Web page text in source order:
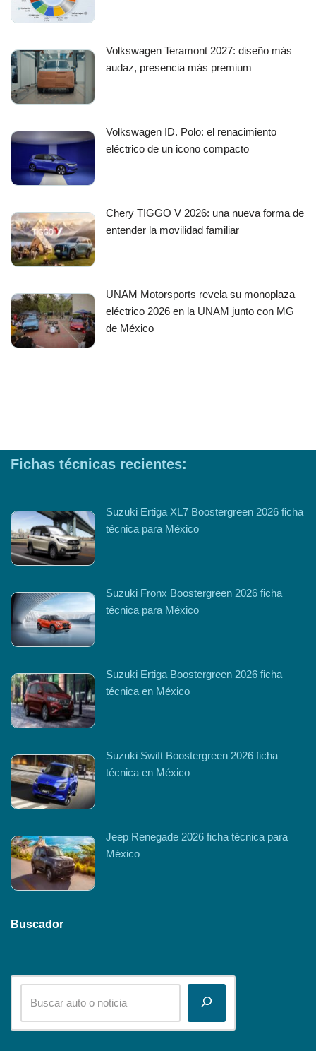
Volkswagen Teramont 2027: diseño más
audaz, presencia más premium
Volkswagen ID. Polo: el renacimiento
eléctrico de un icono compacto
Chery TIGGO V 2026: una nueva forma de
entender la movilidad familiar
UNAM Motorsports revela su monoplaza
eléctrico 2026 en la UNAM junto con MG
de México
Fichas técnicas recientes:
Suzuki Ertiga XL7 Boostergreen 2026 ficha
técnica para México
Suzuki Fronx Boostergreen 2026 ficha
técnica para México
Suzuki Ertiga Boostergreen 2026 ficha
técnica en México
Suzuki Swift Boostergreen 2026 ficha
técnica en México
Jeep Renegade 2026 ficha técnica para
México
Buscador